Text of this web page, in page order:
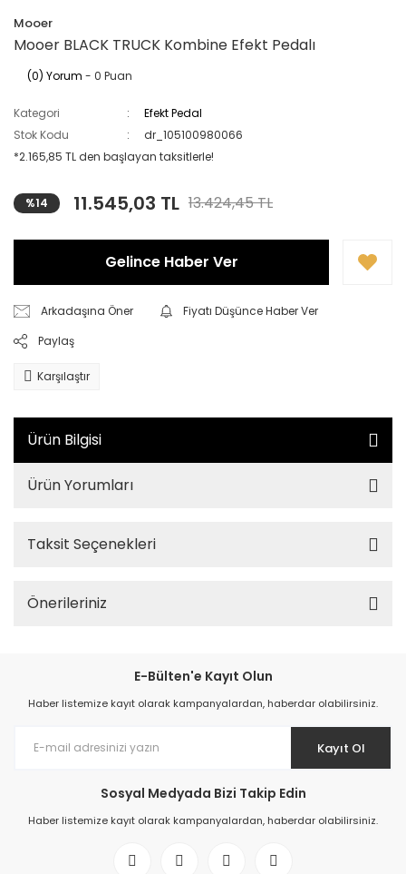
Mooer
Mooer BLACK TRUCK Kombine Efekt Pedalı
(0) Yorum - 0 Puan
Kategori
Efekt Pedal
Stok Kodu
dr_105100980066
*2.165,85 TL den başlayan taksitlerle!
%14 11.545,03 TL 13.424,45 TL
Gelince Haber Ver
Arkadaşına Öner
Fiyatı Düşünce Haber Ver
Paylaş
Karşılaştır
Ürün Bilgisi
Ürün Yorumları
Taksit Seçenekleri
Önerileriniz
E-Bülten'e Kayıt Olun
Haber listemize kayıt olarak kampanyalardan, haberdar olabilirsiniz.
Kayıt Ol
Sosyal Medyada Bizi Takip Edin
Haber listemize kayıt olarak kampanyalardan, haberdar olabilirsiniz.